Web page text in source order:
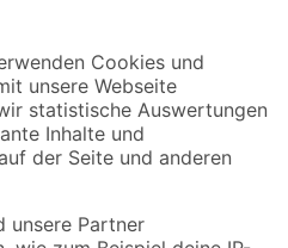
Versandarten